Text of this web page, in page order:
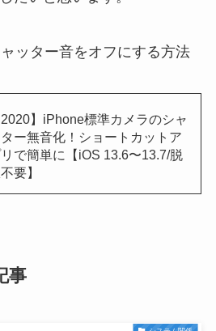
ッター音をオフにする方法
2020】iPhone標準カメラのシャ
ー無音化！ショートカットア
で簡単に【iOS 13.6〜13.7/脱
要】
事